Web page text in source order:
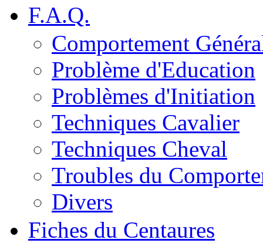
F.A.Q.
Comportement
Problème d'Education
Problèmes d'Initiation
Techniques Cavalier
Techniques Cheval
Troubles du
Divers
Fiches du Centaures